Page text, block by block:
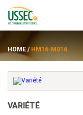
HOME / HM16-M016
VARIÉTÉ